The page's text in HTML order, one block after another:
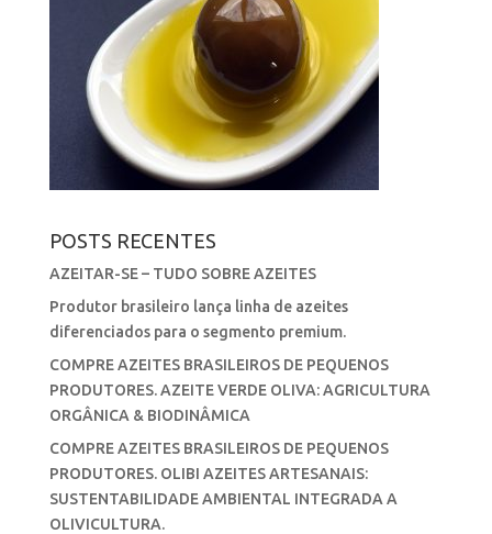
POSTS RECENTES
AZEITAR-SE – TUDO SOBRE AZEITES
Produtor brasileiro lança linha de azeites
diferenciados para o segmento premium.
COMPRE AZEITES BRASILEIROS DE PEQUENOS
PRODUTORES. AZEITE VERDE OLIVA: AGRICULTURA
ORGÂNICA & BIODINÂMICA
COMPRE AZEITES BRASILEIROS DE PEQUENOS
PRODUTORES. OLIBI AZEITES ARTESANAIS:
SUSTENTABILIDADE AMBIENTAL INTEGRADA A
OLIVICULTURA.